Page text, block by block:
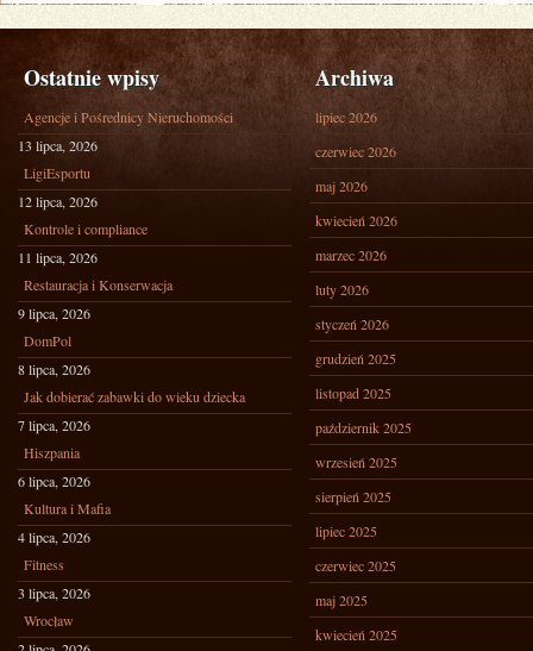
Ostatnie wpisy
Agencje i Pośrednicy Nieruchomości
13 lipca, 2026
LigiEsportu
12 lipca, 2026
Kontrole i compliance
11 lipca, 2026
Restauracja i Konserwacja
9 lipca, 2026
DomPol
8 lipca, 2026
Jak dobierać zabawki do wieku dziecka
7 lipca, 2026
Hiszpania
6 lipca, 2026
Kultura i Mafia
4 lipca, 2026
Fitness
3 lipca, 2026
Wrocław
Archiwa
lipiec 2026
czerwiec 2026
maj 2026
kwiecień 2026
marzec 2026
luty 2026
styczeń 2026
grudzień 2025
listopad 2025
październik 2025
wrzesień 2025
sierpień 2025
lipiec 2025
czerwiec 2025
maj 2025
kwiecień 2025